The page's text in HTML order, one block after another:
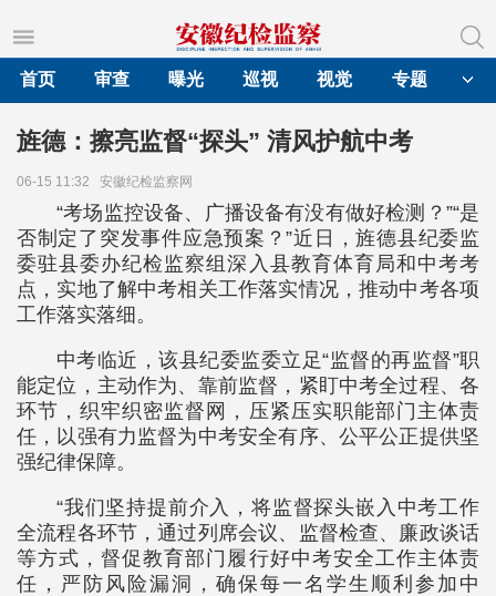
首页
审查 曝光 巡视 视觉 专题
旌德：擦亮监督“探头” 清风护航中考
06-15 11:32 安徽纪检监察网
“考场监控设备、广播设备有没有做好检测？”“是
否制定了突发事件应急预案？”近日，旌德县纪委监
委驻县委办纪检监察组深入县教育体育局和中考考
点，实地了解中考相关工作落实情况，推动中考各项
工作落实落细。
中考临近，该县纪委监委立足“监督的再监督”职
能定位，主动作为、靠前监督，紧盯中考全过程、各
环节，织牢织密监督网，压紧压实职能部门主体责
任，以强有力监督为中考安全有序、公平公正提供坚
强纪律保障。
“我们坚持提前介入，将监督探头嵌入中考工作
全流程各环节，通过列席会议、监督检查、廉政谈话
等方式，督促教育部门履行好中考安全工作主体责
任，严防风险漏洞，确保每一名学生顺利参加中